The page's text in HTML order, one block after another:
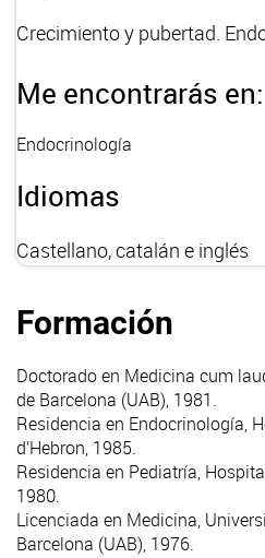
Crecimiento y pubertad.
Me encontrarás en:
Endocrinología
Idiomas
Castellano, catalán e inglés
Formación
Doctorado en Medicina cum
de Barcelona (UAB), 1981.
Residencia en Endocrinología,
d’Hebron, 1985.
Residencia en Pediatría,
1980.
Licenciada en Medicina,
Barcelona (UAB), 1976.